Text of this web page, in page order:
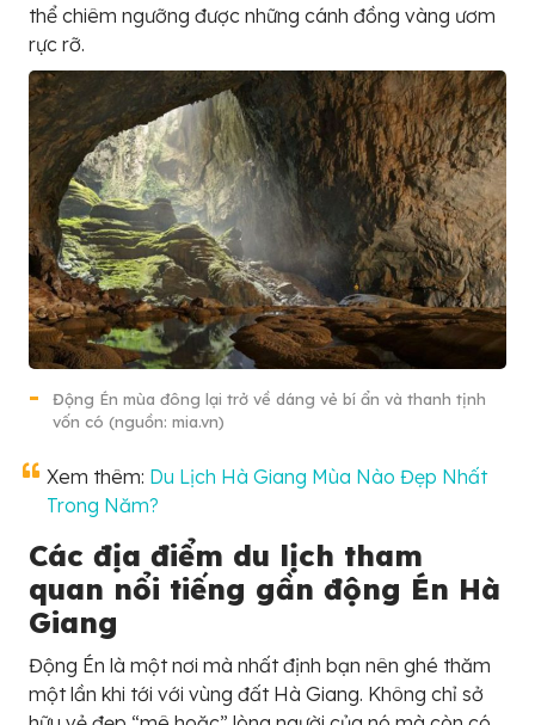
thể chiêm ngưỡng được những cánh đồng vàng ươm
rực rỡ.
Động Én mùa đông lại trở về dáng vẻ bí ẩn và thanh tịnh
vốn có (nguồn: mia.vn)
Xem thêm: Du Lịch Hà Giang Mùa Nào Đẹp Nhất
Trong Năm?
Các địa điểm du lịch tham
quan nổi tiếng gần động Én Hà
Giang
Động Én là một nơi mà nhất định bạn nên ghé thăm
một lần khi tới với vùng đất Hà Giang. Không chỉ sở